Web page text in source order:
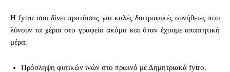
Η fytro σου δίνει προτάσεις για καλές διατροφικές συνήθειες που
λύνουν τα χέρια στο γραφείο ακόμα και όταν έχουμε απαιτητική
μέρα.
Πρόσληψη φυτικών ινών στο πρωινό με Δημητριακά fytro.